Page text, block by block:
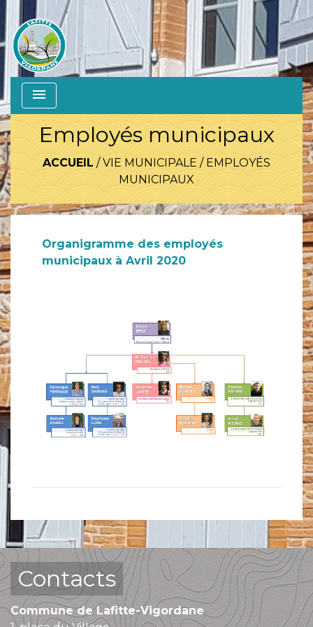
menu
Employés municipaux
ACCUEIL /VIE MUNICIPALE / EMPLOYÉS
MUNICIPAUX
Organigramme des employés
municipaux à Avril 2020
Contacts
Commune de Lafitte-Vigordane